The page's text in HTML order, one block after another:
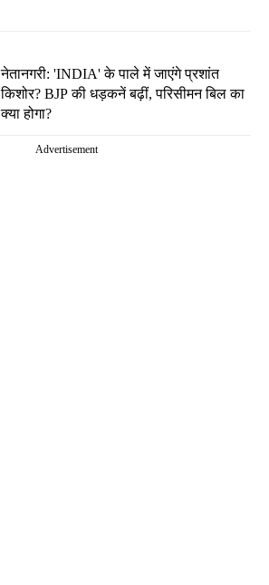
नेतानगरी: 'INDIA' के पाले में जाएंगे प्रशांत
किशोर? BJP की धड़कनें बढ़ीं, परिसीमन बिल का
क्या होगा?
Advertisement